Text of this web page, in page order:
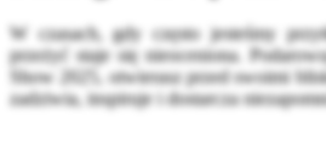
W czasach, gdy często jesteśmy
przeżyć staje się nieoceniona.
Show 2025, otwierasz przed swoimi
zadziwia, inspiruje i dostarcza